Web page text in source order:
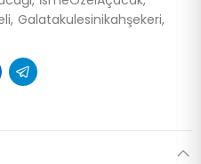
Galatakulesinikahşekeri